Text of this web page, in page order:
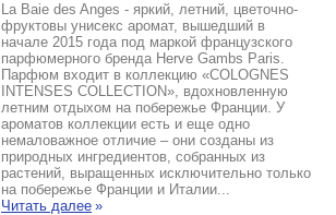
La Baie des Anges - яркий, летний, цветочно-
фруктовы унисекс аромат, вышедший в
начале 2015 года под маркой французского
парфюмерного бренда Herve Gambs Paris.
Парфюм входит в коллекцию «COLOGNES
INTENSES COLLECTION», вдохновленную
летним отдыхом на побережье Франции. У
ароматов коллекции есть и еще одно
немаловажное отличие – они созданы из
природных ингредиентов, собранных из
растений, выращенных исключительно только
на побережье Франции и Италии...
Читать далее »